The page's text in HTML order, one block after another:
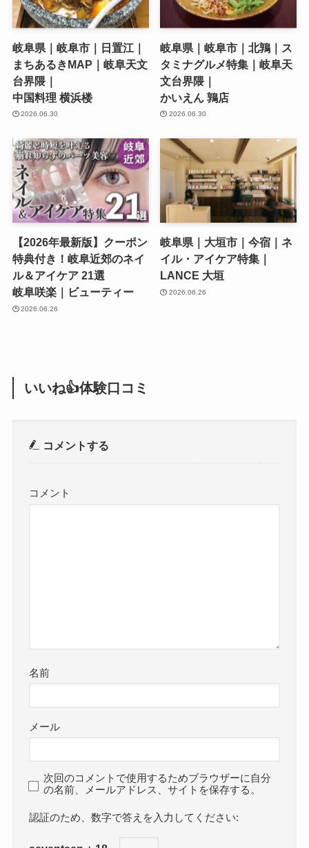
岐阜県｜岐阜市｜日置江｜
まちあるきMAP｜岐阜天文
台界隈｜
中国料理 横浜楼
2026.06.30
岐阜県｜岐阜市｜北鶉｜ス
タミナグルメ特集｜岐阜天
文台界隈｜
かいえん 鶉店
2026.06.30
【2026年最新版】クーポン
特典付き！岐阜近郊のネイ
ル＆アイケア 21選
岐阜咲楽｜ビューティー
2026.06.26
岐阜県｜大垣市｜今宿｜ネ
イル・アイケア特集｜
LANCE 大垣
2026.06.26
いいね👍体験口コミ
コメントする
コメント
名前
メール
次回のコメントで使用するためブラウザーに自分
の名前、メールアドレス、サイトを保存する。
数字で答えを入力してください: